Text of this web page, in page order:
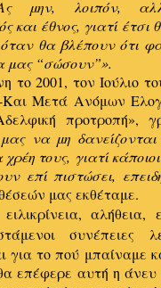
μην, λοιπόν,
και έθνος, γιατί έτσι
θα βλέπουν ότι
μας “σώσουν”».
2001, τον Ιούλιο
Μετά Ανόμων
προτροπή»,
να μη
τους, γιατί
επί πιστώσει,
μας εκθέταμε.
συνέπειες
για το πού μπαίναμε
επέφερε αυτή η